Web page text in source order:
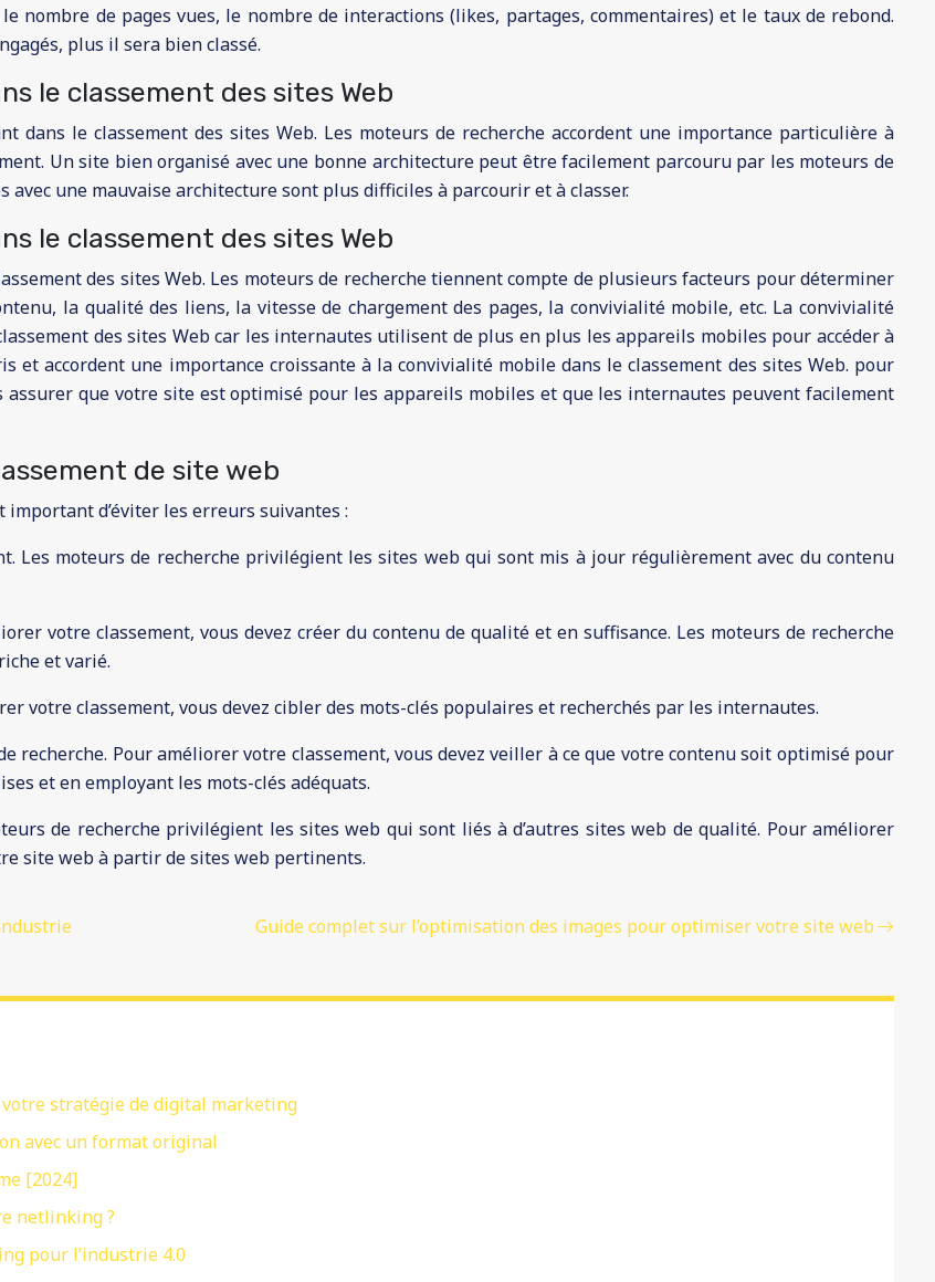
nombre de pages vues, le nombre de interactions (likes, partages, commentaires) et le taux de rebond.
plus il sera bien classé.
le classement des sites Web
dans le classement des sites Web. Les moteurs de recherche accordent une importance particulière à
Un site bien organisé avec une bonne architecture peut être facilement parcouru par les moteurs de
avec une mauvaise architecture sont plus difficiles à parcourir et à classer.
le classement des sites Web
des sites Web. Les moteurs de recherche tiennent compte de plusieurs facteurs pour déterminer
la qualité des liens, la vitesse de chargement des pages, la convivialité mobile, etc. La convivialité
des sites Web car les internautes utilisent de plus en plus les appareils mobiles pour accéder à
et accordent une importance croissante à la convivialité mobile dans le classement des sites Web. pour
que votre site est optimisé pour les appareils mobiles et que les internautes peuvent facilement
de site web
important d’éviter les erreurs suivantes :
Les moteurs de recherche privilégient les sites web qui sont mis à jour régulièrement avec du contenu
votre classement, vous devez créer du contenu de qualité et en suffisance. Les moteurs de recherche
et varié.
votre classement, vous devez cibler des mots-clés populaires et recherchés par les internautes.
recherche. Pour améliorer votre classement, vous devez veiller à ce que votre contenu soit optimisé pour
et en employant les mots-clés adéquats.
de recherche privilégient les sites web qui sont liés à d’autres sites web de qualité. Pour améliorer
site web à partir de sites web pertinents.
Guide complet sur l’optimisation des images pour optimiser votre site web
stratégie de digital marketing
avec un format original
[2024]
netlinking ?
pour l’industrie 4.0